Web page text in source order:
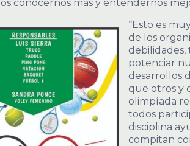
conocernos más y entendernos
“Esto es
de los
debilidades,
potenciar
desarrollos
que otros y
olimpíada
todos
disciplina
compitan